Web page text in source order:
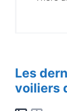
Les
voiliers